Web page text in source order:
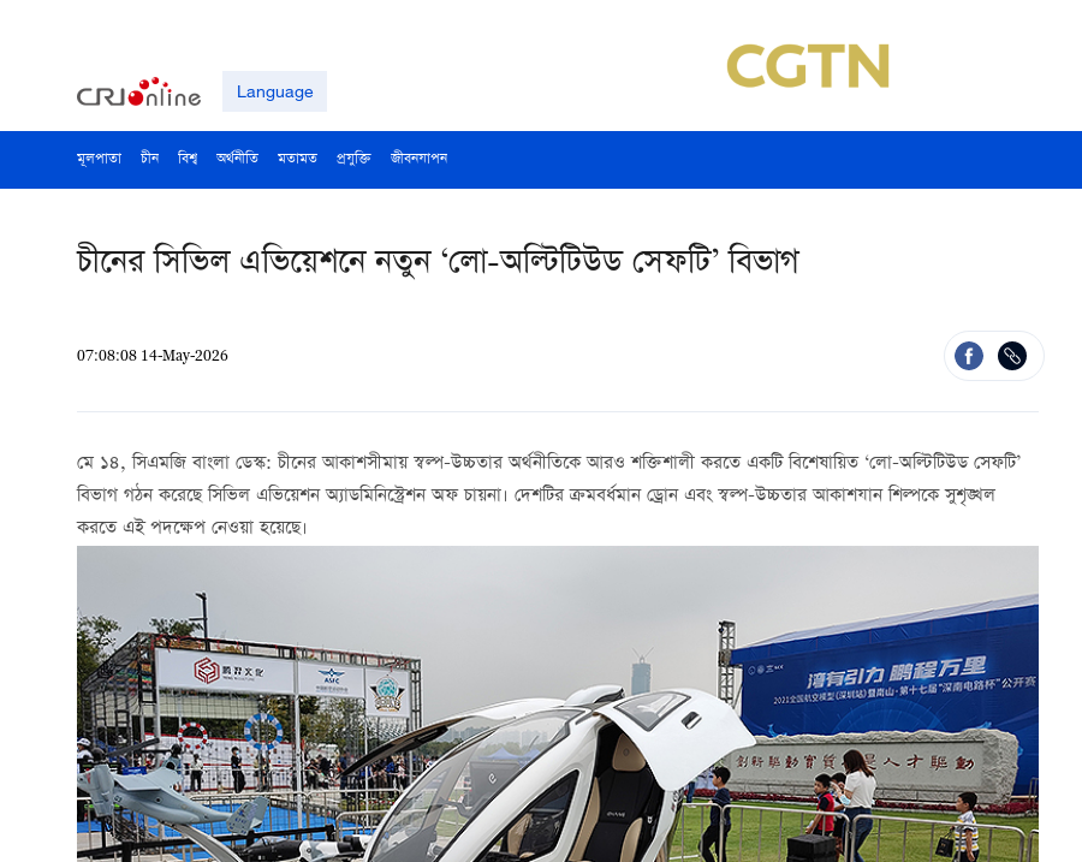
Language
মূলপাতা চীন বিশ্ব অর্থনীতি মতামত প্রযুক্তি জীবনযাপন
চীনের সিভিল এভিয়েশনে নতুন ‘লো-অল্টিটিউড সেফটি’ বিভাগ
07:08:08 14-May-2026
মে ১৪, সিএমজি বাংলা ডেস্ক: চীনের আকাশসীমায় স্বল্প-উচ্চতার অর্থনীতিকে আরও শক্তিশালী করতে একটি বিশেষায়িত ‘লো-অল্টিটিউড সেফটি’
বিভাগ গঠন করেছে সিভিল এভিয়েশন অ্যাডমিনিস্ট্রেশন অফ চায়না। দেশটির ক্রমবর্ধমান ড্রোন এবং স্বল্প-উচ্চতার আকাশযান শিল্পকে সুশৃঙ্খল
করতে এই পদক্ষেপ নেওয়া হয়েছে।